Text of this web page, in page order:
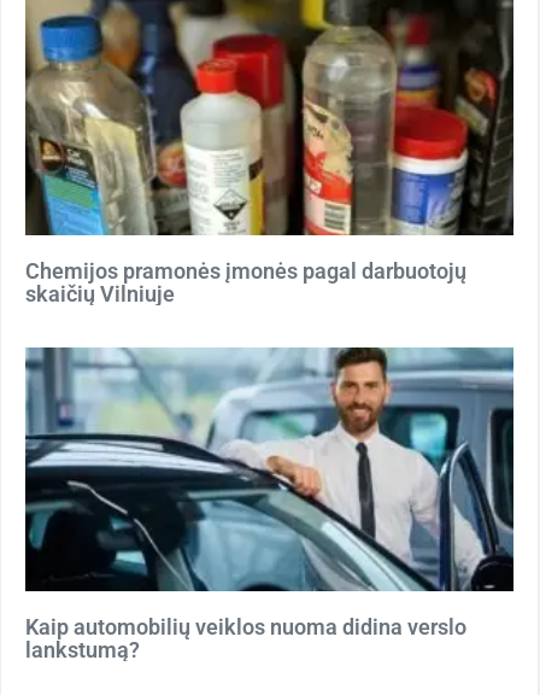
Chemijos pramonės įmonės pagal darbuotojų
skaičių Vilniuje
Kaip automobilių veiklos nuoma didina verslo
lankstumą?